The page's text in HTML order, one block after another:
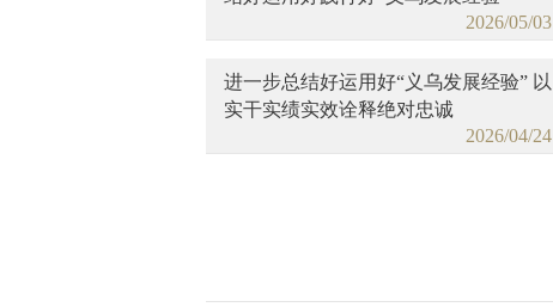
2026/05/03
进一步总结好运用好“义乌发展经验” 以
实干实绩实效诠释绝对忠诚
2026/04/24